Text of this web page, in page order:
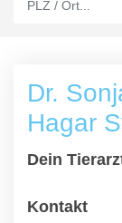
Dr.
Hagar
Dein
Kontakt